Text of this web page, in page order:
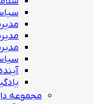
مجموعه